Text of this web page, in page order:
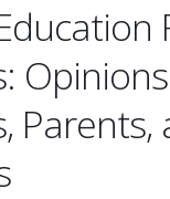
Parents,